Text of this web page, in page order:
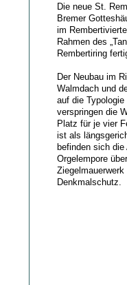
Die neue St.
Bremer
im
Rahmen des
Rembertiring
Der Neubau im
Walmdach und
auf die
verspringen die
Platz für je vier
ist als
befinden sich die
Orgelempore
Denkmalschutz.